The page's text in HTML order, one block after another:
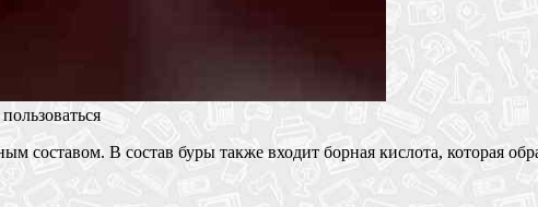
составом. В состав буры также входит борная кислота, которая